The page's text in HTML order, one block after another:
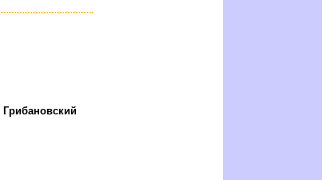
Грибановский